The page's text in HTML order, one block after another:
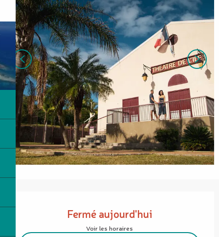
Fermé aujourd'hui
Voir les horaires